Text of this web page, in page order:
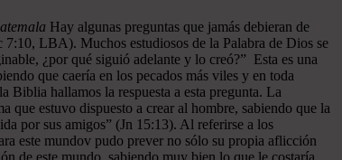
Hay algunas preguntas que jamás debieran de
7:10, LBA). Muchos estudiosos de la Palabra de Dios se
¿por qué siguió adelante y lo creó?” Esta es una
que caería en los pecados más viles y en toda
Biblia hallamos la respuesta a esta pregunta. La
que estuvo dispuesto a crear al hombre, sabiendo que la
por sus amigos” (Jn 15:13). Al referirse a los
este mundov pudo prever no sólo su propia aflicción
de este mundo, sabiendo muy bien lo que le costaría.